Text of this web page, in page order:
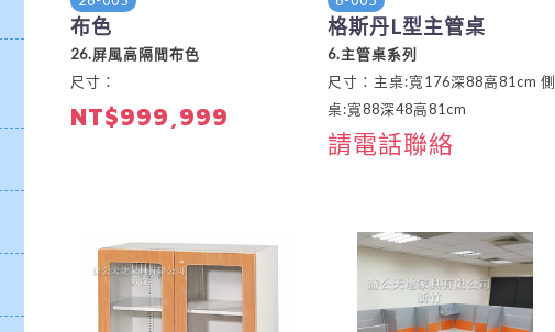
布色
26.屏風高隔間布色
尺寸：
NT$999,999
格斯丹L型主管桌
6.主管桌系列
尺寸：主桌:寬176深88高81cm 側
桌:寬88深48高81cm
請電話聯絡